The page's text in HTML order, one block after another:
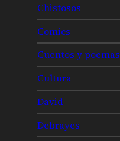
Chistosos
Comics
Cuentos y poemas
Cultura
David
Debrayes